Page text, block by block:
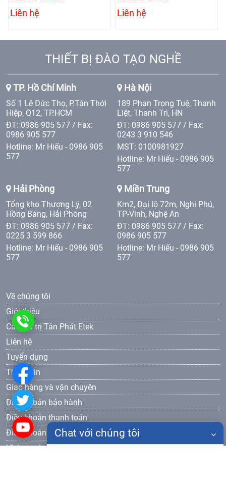
Liên hệ Liên hệ
THIẾT BỊ ĐÀO TẠO NGHỀ
TP. Hồ Chí Minh
Số 1 Lê Đức Thọ, P.Tân Thới
Hiệp, Q12, TP.HCM
ĐT: 0986 905 577 / Fax:
0986 905 577
Hotline: Mr Hiếu - 0986 905
577
Hà Nội
189 Phan Trọng Tuệ, Thanh
Liệt, Thanh Trì, HN
ĐT: 0986 905 577 / Fax:
0243 3 910 546
MST: 0100981927
Hotline: Mr Hiếu - 0986 905
577
Hải Phòng
Tổng kho Thượng Lý, 02
Hồng Bàng, Hải Phòng
ĐT: 0986 905 577 / Fax:
0225 3 599 866
Hotline: Mr Hiếu - 0986 905
577
Miền Trung
Km2, Đại lộ 72m, Nghi Phú,
TP-Vinh, Nghệ An
ĐT: 0986 905 577 / Fax:
0986 905 577
Hotline: Mr Hiếu - 0986 905
577
Về chúng tôi
Giới thiệu
Các giá trị Tân Phát Etek
Liên hệ
Tuyển dụng
Thông tin
Giao hàng và vận chuyên
Điều khoản bảo hành
Điều khoản thanh toán
Điều khoản bảo mật
Lĩnh vực hoạt động
0986
577
Chat với chúng tôi